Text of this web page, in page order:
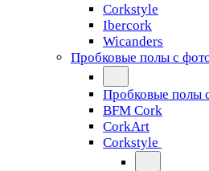
Corkstyle
Ibercork
Wicanders
Пробковые полы с
Пробковые полы
BFM Cork
CorkArt
Corkstyle